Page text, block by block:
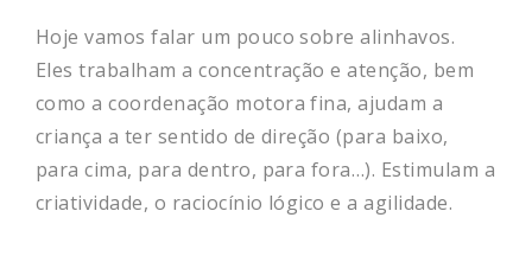
Hoje vamos falar um pouco sobre alinhavos.
Eles trabalham a concentração e atenção, bem
como a coordenação motora fina, ajudam a
criança a ter sentido de direção (para baixo,
para cima, para dentro, para fora…). Estimulam a
criatividade, o raciocínio lógico e a agilidade.